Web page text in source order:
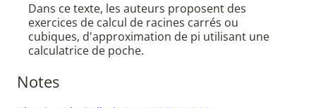
Dans ce texte, les auteurs proposent des
exercices de calcul de racines carrés ou
cubiques, d'approximation de pi utilisant une
calculatrice de poche.
Notes